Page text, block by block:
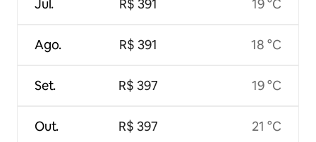
Jul.
Ago.
Set.
Out.
R$ 391
R$ 391
R$ 397
R$ 397
19 °C
18 °C
19 °C
21 °C